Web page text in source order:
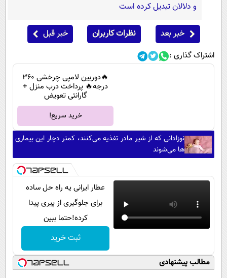
و دلالان تبدیل کرده است
خبر بعد نظرات کاربران خبر قبل
اشتراک گذاری :
🔥دوربین لامپی چرخشی 360
درجه🔥 پرداخت درب منزل +
گارانتی تعویض
خرید سریع!
نوزادانی که از شیر مادر تغذیه می‌کنند، کمتر دچار این بیماری
ها می‌شوند
عطار ایرانی یه راه حل ساده
برای جلوگیری از پیری پیدا
کرده!حتما ببین
ثبت خرید
مطالب پیشنهادی